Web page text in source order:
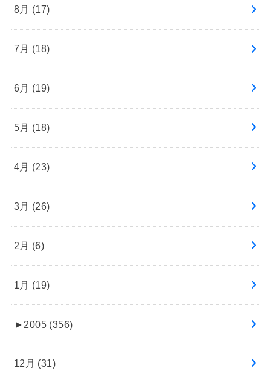
8月 (17)
7月 (18)
6月 (19)
5月 (18)
4月 (23)
3月 (26)
2月 (6)
1月 (19)
► 2005 (356)
12月 (31)